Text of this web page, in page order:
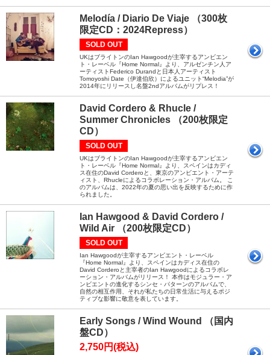
Melodía / Diario De Viaje （300枚
限定CD：2024Repress）
SOLD OUT
UKはブライトンのIan Hawgoodが主宰するアンビエン
ト・レーベル『Home Normal』より、アルゼンチン人ア
ーティストFederico Durandと日本人アーティスト
Tomoyoshi Date（伊達伯欣）によるユニット“Melodia”が
2014年にリリースし名盤2ndアルバムがリプレス！
David Cordero & Rhucle /
Summer Chronicles （200枚限定
CD）
SOLD OUT
UKはブライトンのIan Hawgoodが主宰するアンビエン
ト・レーベル『Home Normal』より、スペインはカディ
ス在住のDavid Corderoと、東京のアンビエント・アーテ
ィスト、Rhucleによるコラボレーション・アルバム。 こ
のアルバムは、2022年の夏の思い出を反映するために作
られました。
Ian Hawgood & David Cordero /
Wild Air （200枚限定CD）
SOLD OUT
Ian Hawgoodが主宰するアンビエント・レーベル
『Home Normal』より、スペインはカディス在住の
David Corderoと主宰者のIan Hawgoodによるコラボレ
ーション・アルバムがリリース！ 本作はモジュラー・ア
ンビエントの進化するシンセ・パターンのアルバムで、
自然の相互作用、それが私たちの日常生活に与えるポジ
ティブな影響に敬意を表しています。
Early Songs / Wind Wound （国内
盤CD）
2,750円(税込)